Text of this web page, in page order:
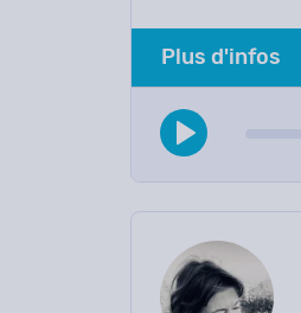
Plus d'infos